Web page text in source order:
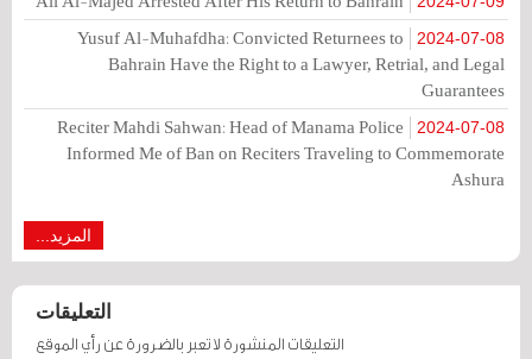
2024-07-08
Yusuf Al-Muhafdha: Convicted Returnees to
Bahrain Have the Right to a Lawyer, Retrial, and Legal
Guarantees
2024-07-08
Reciter Mahdi Sahwan: Head of Manama Police
Informed Me of Ban on Reciters Traveling to Commemorate
Ashura
المزيد...
التعليقات
التعليقات المنشورة لا تعبر بالضرورة عن رأي الموقع